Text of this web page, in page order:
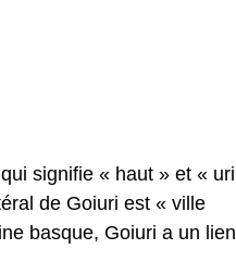
signifie « haut » et « uri
de Goiuri est « ville
basque, Goiuri a un lien